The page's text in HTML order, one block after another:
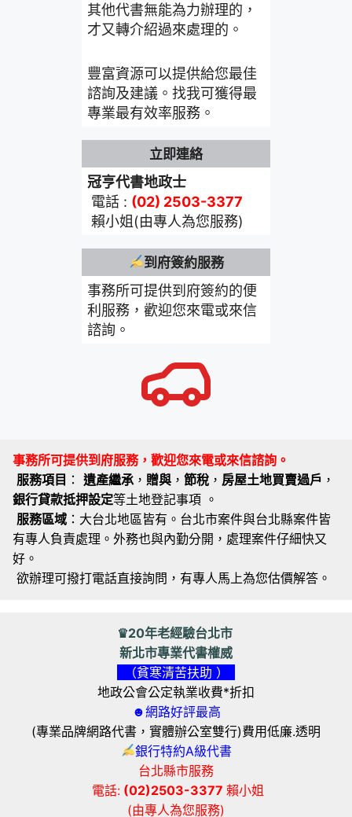
其他代書無能為力辦理的，
才又轉介紹過來處理的。
豐富資源可以提供給您最佳
諮詢及建議。找我可獲得最
專業最有效率服務。
立即連絡
冠亨代書地政士
電話 : (02) 2503-3377
賴小姐(由專人為您服務)
到府簽約服務
事務所可提供到府簽約的便
利服務，歡迎您來電或來信
諮詢。
事務所可提供到府服務，歡迎您來電或來信諮詢。
服務項目 ： 遺產繼承 ， 贈與 ， 節稅 ， 房屋土地買賣過戶 ，
銀行貸款抵押設定等土地登記事項 。
服務區域 ：大台北地區皆有。台北市案件與台北縣案件皆
有專人負責處理。外務也與內勤分開，處理案件仔細快又
好。
欲辦理可撥打電話直接詢問，有專人馬上為您估價解答。
♛20年老經驗台北市
新北市專業代書權威
（貧寒清苦扶助 ）
地政公會公定執業收費*折扣
☻網路好評最高
(專業品牌網路代書，實體辦公室雙行)費用低廉.透明
銀行特約A級代書
台北縣市服務
電話: (02)2503-3377 賴小姐
(由專人為您服務)